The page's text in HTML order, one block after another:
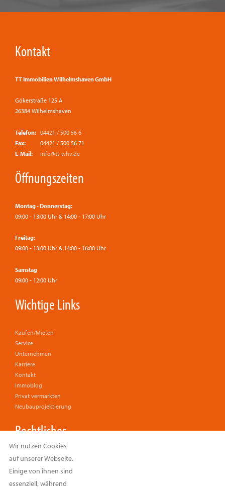
Kontakt
TT Immobilien Wilhelmshaven GmbH
Gökerstraße 125 A
26384 Wilhelmshaven
Telefon: 04421 / 500 56 6
Fax:
04421 / 500 56 71
E-Mail:
info@tt-whv.de
Öffnungszeiten
Montag - Donnerstag:
09:00 - 13:00 Uhr & 14:00 - 17:00 Uhr
Freitag:
09:00 - 13:00 Uhr & 14:00 - 16:00 Uhr
Samstag
09:00 - 12:00 Uhr
Wichtige Links
Kaufen/Mieten
Service
Unternehmen
Karriere
Kontakt
Immoblog
Privat vermarkten
Neubauprojektierung
Rechtliches
Impressum
Datenschutzerklärung
Cookie Einstellungen
Wir nutzen Cookies
auf unserer Webseite.
Einige von ihnen sind
essenziell, während